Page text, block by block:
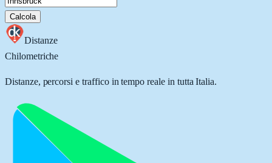
Calcola
Distanze
Chilometriche
Distanze, percorsi e traffico in tempo reale in tutta Italia.